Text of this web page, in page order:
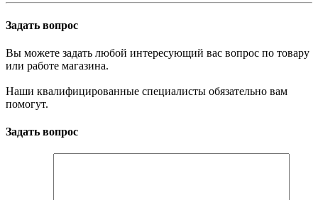
Задать вопрос
Вы можете задать любой интересующий вас вопрос по товару
или работе магазина.
Наши квалифицированные специалисты обязательно вам
помогут.
Задать вопрос